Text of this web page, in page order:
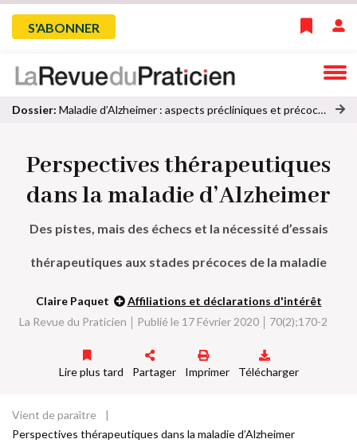
Skip
navigation
Menu
du
compte
l'utilisateur
S'ABONNER
Dossier: Maladie d’Alzheimer : aspects précliniques et précoces
Perspectives thérapeutiques
dans la maladie d’Alzheimer
Des pistes, mais des échecs et la nécessité d’essais
thérapeutiques aux stades précoces de la maladie
Claire Paquet
Affiliations et déclarations d'intérêt
La Revue du Praticien
Publié le 17 Février 2020 70(2);170-2
Lire plus tard Partager Imprimer Télécharger
Fil
Vient de paraître
Perspectives thérapeutiques dans la maladie d’Alzheimer